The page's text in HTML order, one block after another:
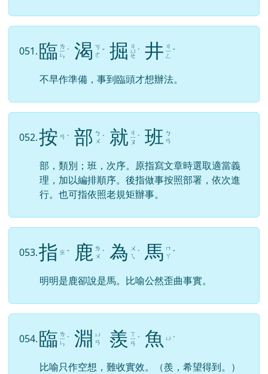
051.臨 ㄌ
ㄧ
ㄣ
ˊ 渴 ㄎ
ㄜ ˇ 掘 ㄐ
ㄩ
ㄝ
ˊ 井 ㄐ
ㄧ
ㄥ
ˇ
不早作準備，事到臨頭才想辦法。
052.按 ㄢ ˋ 部 ㄅ
ㄨ ˋ 就 ㄐ
ㄧ
ㄡ
ˋ 班 ㄅ
ㄢ
部，類別；班，次序。原指寫文章時選取適當義
理，加以編排順序。後指做事按照部署，依次進
行。也可指依照老規矩辦事。
053.指 ㄓ ˇ 鹿 ㄌ
ㄨ ˋ 為 ㄨ
ㄟ
ˊ 馬 ㄇ
ㄚ ˇ
明明是鹿卻說是馬。比喻公然歪曲事實。
054.臨 ㄌ
ㄧ
ㄣ
ˊ 淵 ㄩ
ㄢ
羨 ㄒ
ㄧ
ㄢ
ˋ 魚 ㄩ ˊ
比喻只作空想，難收實效。（羨，希望得到。）